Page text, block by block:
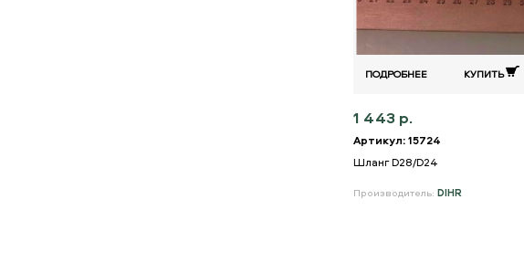
ПОДРОБНЕЕ КУПИТЬ
1 443 р.
Артикул: 15724
Шланг D28/D24
Производитель: DIHR